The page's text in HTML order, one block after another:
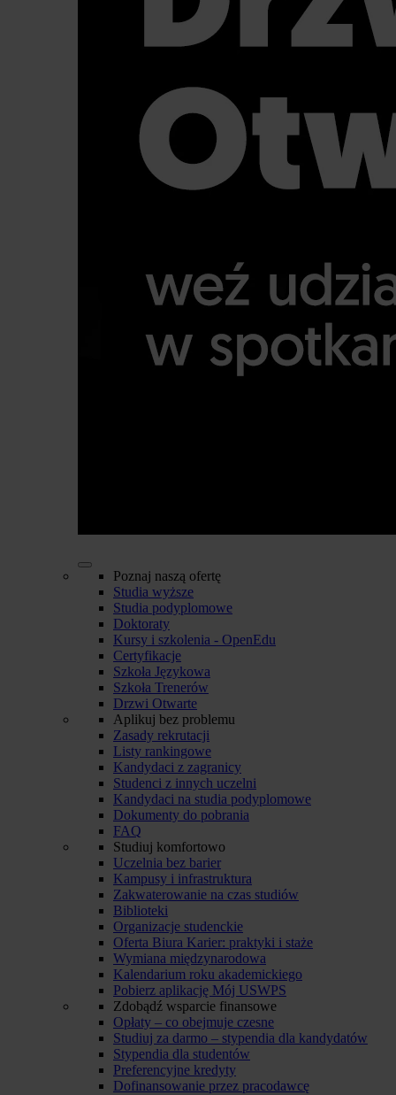
Poznaj naszą ofertę
Studia wyższe
Studia podyplomowe
Doktoraty
Kursy i szkolenia - OpenEdu
Certyfikacje
Szkoła Językowa
Szkoła Trenerów
Drzwi Otwarte
Aplikuj bez problemu
Zasady rekrutacji
Listy rankingowe
Kandydaci z zagranicy
Studenci z innych uczelni
Kandydaci na studia podyplomowe
Dokumenty do pobrania
FAQ
Studiuj komfortowo
Uczelnia bez barier
Kampusy i infrastruktura
Zakwaterowanie na czas studiów
Biblioteki
Organizacje studenckie
Oferta Biura Karier: praktyki i staże
Wymiana międzynarodowa
Kalendarium roku akademickiego
Pobierz aplikację Mój USWPS
Zdobądź wsparcie finansowe
Opłaty – co obejmuje czesne
Studiuj za darmo – stypendia dla kandydatów
Stypendia dla studentów
Preferencyjne kredyty
Dofinansowanie przez pracodawcę